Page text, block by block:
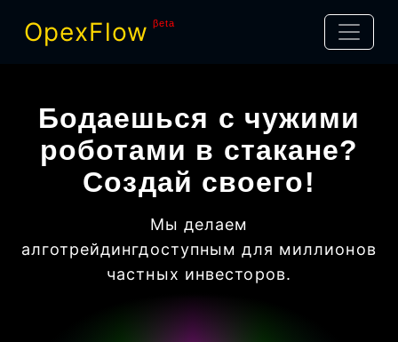
OpexFlow βeta
Бодаешься с чужими
роботами в стакане?
Создай своего!
Мы делаем
алготрейдингдоступным для миллионов
частных инвесторов.